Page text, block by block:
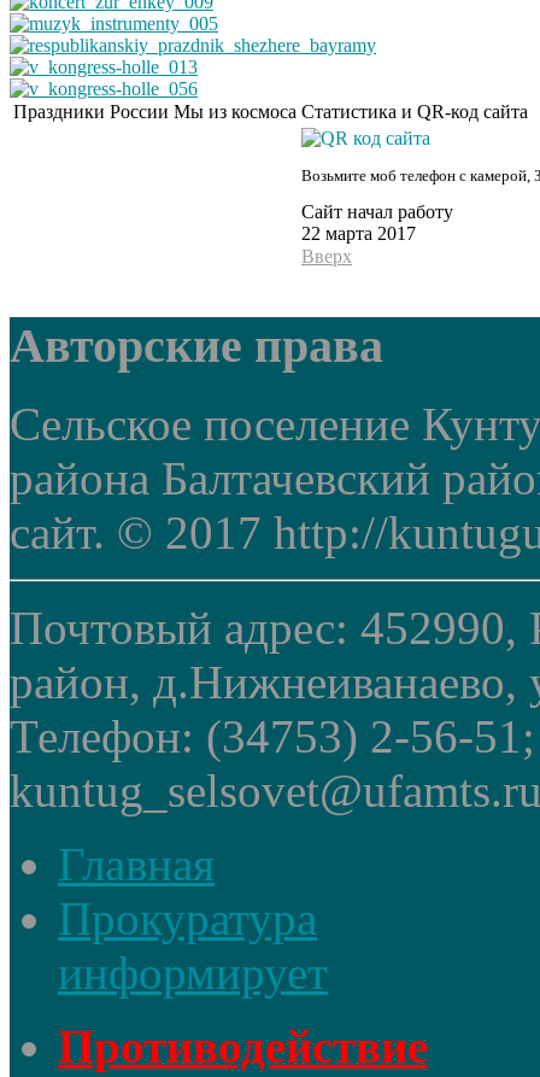
Праздники России Мы из космоса Статистика и QR-код сайта
Возьмите моб телефон с камерой,
Сайт начал работу
22 марта 2017
Вверх
Авторские права
Сельское поселение
района Балтачевский
сайт. © 2017 http://
Почтовый адрес: 452990,
район, д.Нижнеиванаево,
Телефон: (34753) 2-56-
Главная
Прокуратура
информирует
Противодействие